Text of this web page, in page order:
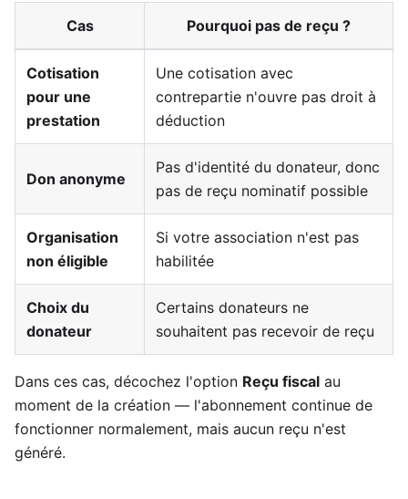
Cas Pourquoi pas de reçu ?
Cotisation
pour une
prestation
Une cotisation avec
contrepartie n'ouvre pas droit à
déduction
Don anonyme
Pas d'identité du donateur, donc
pas de reçu nominatif possible
Organisation
non éligible
Si votre association n'est pas
habilitée
Choix du
donateur
Certains donateurs ne
souhaitent pas recevoir de reçu
Dans ces cas, décochez l'option Reçu fiscal au
moment de la création — l'abonnement continue de
fonctionner normalement, mais aucun reçu n'est
généré.